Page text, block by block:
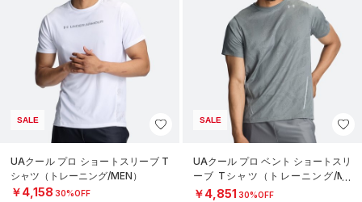
SALE
UAクール プロ ショートスリーブ T
シャツ（トレーニング/MEN）
￥4,158 30%OFF
SALE
UAクール プロ ベント ショートスリ
ーブ Tシャツ（トレーニング/ME
N）
￥4,851 30%OFF